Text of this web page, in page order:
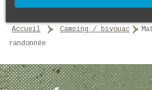
accueil > camping / bivouac >
randonnée